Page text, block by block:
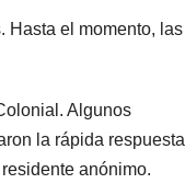
Hasta el momento, las
Algunos
la rápida respuesta
anónimo.